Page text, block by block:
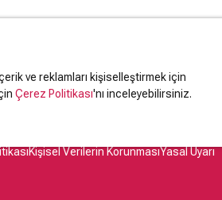
ve reklamları kişiselleştirmek için
Çerez Politikası'nı inceleyebilirsiniz.
Kişisel Verilerin KorunmasıYasal Uyarı